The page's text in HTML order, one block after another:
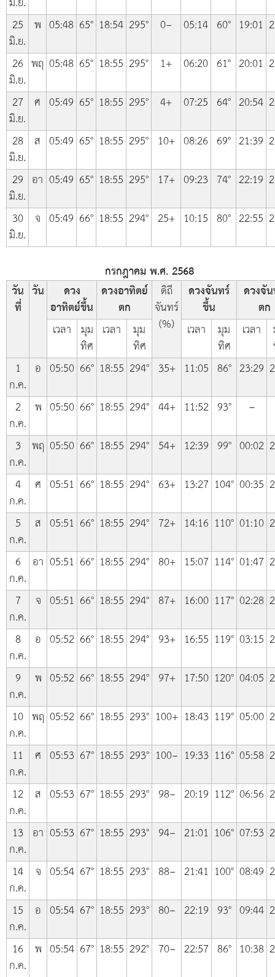
25
มิ.ย.
พ 05:48 65° 18:54 295° 0− 05:14 60° 19:01
26
มิ.ย.
พฤ 05:48 65° 18:55 295° 1+ 06:20 61° 20:01
27
มิ.ย.
ศ 05:49 65° 18:55 295° 4+ 07:25 64° 20:54
28
มิ.ย.
ส 05:49 65° 18:55 295° 10+ 08:26 69° 21:39
29
มิ.ย.
อา 05:49 65° 18:55 295° 17+ 09:23 74° 22:19
30
มิ.ย.
จ 05:49 66° 18:55 294° 25+ 10:15 80° 22:55
กรกฎาคม พ.ศ. 2568
วัน
ที่
วัน ดวง
อาทิตย์ขึ้น
ดวงอาทิตย์
ตก
ดิถี
จันทร์
(%)
ดวงจันทร์
ขึ้น
ดวงจั
ตก
เวลา มุม
ทิศ
เวลา มุม
ทิศ
เวลา มุม
ทิศ
เวลา
1
ก.ค.
อ 05:50 66° 18:55 294° 35+ 11:05 86° 23:29
2
ก.ค.
พ 05:50 66° 18:55 294° 44+ 11:52 93°
–
3
ก.ค.
พฤ 05:50 66° 18:55 294° 54+ 12:39 99° 00:02
4
ก.ค.
ศ 05:51 66° 18:55 294° 63+ 13:27 104° 00:35
5
ก.ค.
ส 05:51 66° 18:55 294° 72+ 14:16 110° 01:10
6
ก.ค.
อา 05:51 66° 18:55 294° 80+ 15:07 114° 01:47
7
ก.ค.
จ 05:51 66° 18:55 294° 87+ 16:00 117° 02:28
8
ก.ค.
อ 05:52 66° 18:55 294° 93+ 16:55 119° 03:15
9
ก.ค.
พ 05:52 66° 18:55 294° 97+ 17:50 120° 04:05
10
ก.ค.
พฤ 05:52 66° 18:55 293° 100+ 18:43 119° 05:00
11
ก.ค.
ศ 05:53 67° 18:55 293° 100− 19:33 116° 05:58
12
ก.ค.
ส 05:53 67° 18:55 293° 98− 20:19 112° 06:56
13
ก.ค.
อา 05:53 67° 18:55 293° 94− 21:01 106° 07:53
14
ก.ค.
จ 05:54 67° 18:55 293° 88− 21:41 100° 08:49
15
ก.ค.
อ 05:54 67° 18:55 293° 80− 22:19 93° 09:44
16
ก.ค.
พ 05:54 67° 18:55 292° 70− 22:57 86° 10:38